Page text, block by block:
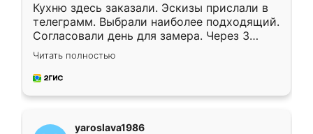
Кухню здесь заказали. Эскизы прислали в
телеграмм. Выбрали наиболее подходящий.
Согласовали день для замера. Через 3
недели кухня была уже готова. Остались
довольны работой. Спасибо Ренессанс
мебель за качественную работу!
Читать полностью
yaroslava1986